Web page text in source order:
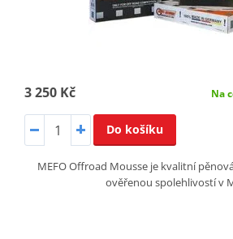
3 250 Kč Na
Do košíku
MEFO Offroad Mousse je kvalitní
ověřenou spolehlivostí v